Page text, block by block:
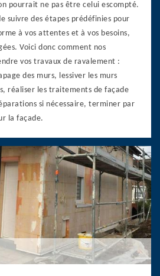
pourrait ne pas être celui escompté.
suivre des étapes prédéfinies pour
à vos attentes et à vos besoins,
Voici donc comment nos
vos travaux de ravalement :
des murs, lessiver les murs
réaliser les traitements de façade
si nécessaire, terminer par
la façade.